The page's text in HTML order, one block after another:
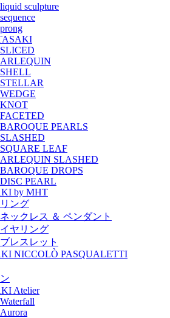
liquid sculpture
sequence
prong
SLICED
ARLEQUIN
SHELL
STELLAR
WEDGE
KNOT
FACETED
BAROQUE PEARLS
SLASHED
SQUARE LEAF
ARLEQUIN SLASHED
BAROQUE DROPS
DISC PEARL
by MHT
リング
ネックレス ＆ ペンダント
イヤリング
ブレスレット
NICCOLÒ PASQUALETTI
Atelier
Waterfall
Aurora